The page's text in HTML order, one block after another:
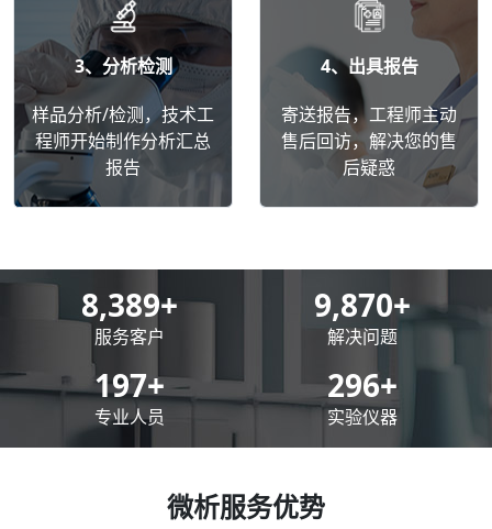
3、分析检测
样品分析/检测，技术工
程师开始制作分析汇总
报告
4、出具报告
寄送报告，工程师主动
售后回访，解决您的售
后疑惑
8,500+
服务客户
10,000+
解决问题
200+
专业人员
300+
实验仪器
微析服务优势